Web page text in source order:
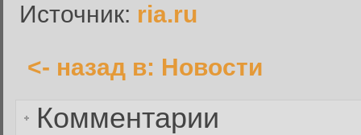
Источник: ria.ru
<- назад в: Новости
Комментарии
Забыли пароль?